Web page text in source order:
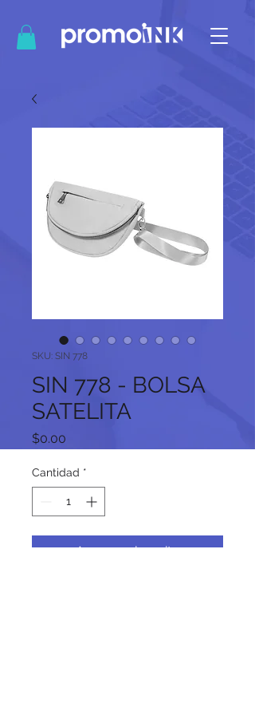
SKU: SIN 778
SIN 778 - BOLSA
SATELITA
$0.00
Cantidad *
Agregar al carrito